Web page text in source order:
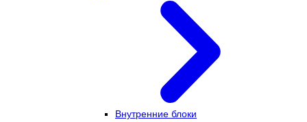
Внутренние блоки